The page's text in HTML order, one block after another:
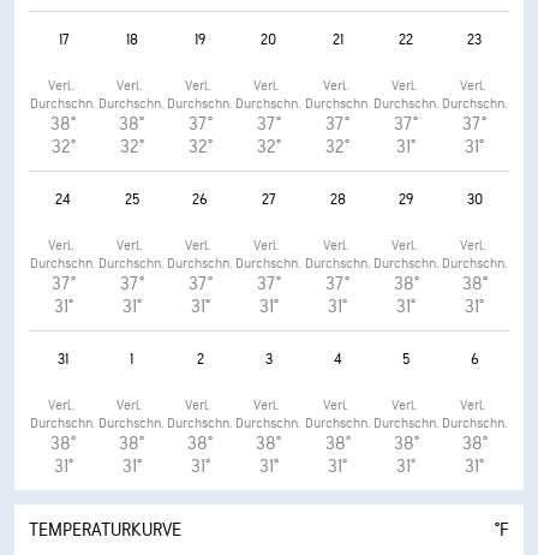
17
Verl.
Durchschn.
38°
32°
18
Verl.
Durchschn.
38°
32°
19
Verl.
Durchschn.
37°
32°
20
Verl.
Durchschn.
37°
32°
21
Verl.
Durchschn.
37°
32°
22
Verl.
Durchschn.
37°
31°
23
Verl.
Durchschn.
37°
31°
24
Verl.
Durchschn.
37°
31°
25
Verl.
Durchschn.
37°
31°
26
Verl.
Durchschn.
37°
31°
27
Verl.
Durchschn.
37°
31°
28
Verl.
Durchschn.
37°
31°
29
Verl.
Durchschn.
38°
31°
30
Verl.
Durchschn.
38°
31°
31
Verl.
Durchschn.
38°
31°
1
Verl.
Durchschn.
38°
31°
2
Verl.
Durchschn.
38°
31°
3
Verl.
Durchschn.
38°
31°
4
Verl.
Durchschn.
38°
31°
5
Verl.
Durchschn.
38°
31°
6
Verl.
Durchschn.
38°
31°
TEMPERATURKURVE °F